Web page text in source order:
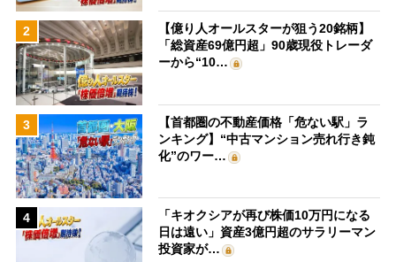
2
【億り人オールスターが狙う20銘柄】
「総資産69億円超」90歳現役トレーダ
ーから“10…
3
【首都圏の不動産価格「危ない駅」ラ
ンキング】“中古マンション売れ行き鈍
化”のワー…
4
「キオクシアが再び株価10万円になる
日は遠い」資産3億円超のサラリーマン
投資家が…